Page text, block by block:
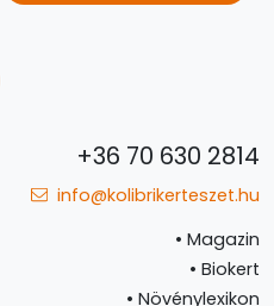
+36 70 630 2814
info@kolibrikerteszet.hu
• Magazin
• Biokert
• Növénylexikon